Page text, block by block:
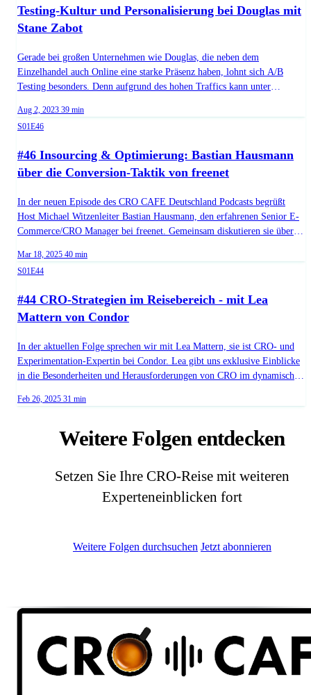
Testing-Kultur und Personalisierung bei Douglas mit
Stane Zabot
Gerade bei großen Unternehmen wie Douglas, die neben dem
Einzelhandel auch Online eine starke Präsenz haben, lohnt sich A/B
Testing besonders. Denn aufgrund des hohen Traffics kann unter
Douglas, ist verantwortlich für das A/B-Testing und Personalisierung bei
Douglas. Er spricht darüber, wie der Testingprozess bei ihnen aussieht
**Stane's Buch & Podcast Tipps** - You should test that - Chris Goward
- Less Ego More Data von Samuel Hess - OMR Education Guest: Stane
Published on
Aug 2, 2023 Duration:
39 min
Season 1, Episode 46
S01E46
#46 Insourcing & Optimierung: Bastian Hausmann
über die Conversion-Taktik von freenet
In der neuen Episode des CRO CAFE Deutschland Podcasts begrüßt
Host Michael Witzenleiter Bastian Hausmann, den erfahrenen Senior E-
Commerce/CRO Manager bei freenet. Gemeinsam diskutieren sie über
Kriterien bei der Auswahl von Tools für eine erfolgreiche Conversion-
Optimierung. Erfahre, warum freenet entschieden hat, bestimmte
verbessert. Zudem gibt Bastian Hausmann wertvolle Einblicke in die
Evaluierung und Implementierung von Optimierungstools. - (40:00) -
Published on
Mar 18, 2025 Duration:
40 min
Season 1, Episode 44
S01E44
#44 CRO-Strategien im Reisebereich - mit Lea
Mattern von Condor
In der aktuellen Folge sprechen wir mit Lea Mattern, sie ist CRO- und
Experimentation-Expertin bei Condor. Lea gibt uns exklusive Einblicke
in die Besonderheiten und Herausforderungen von CRO im dynamischen
entwickelt werden, die nicht nur kurzfristige Erfolge, sondern vor allem
erkunden die Feinheiten einer langfristigen gegenüber einer kurzfristigen
Ausrichtung und wie die enge Zusammenarbeit innerhalb der Branche
Published on
Feb 26, 2025 Duration:
31 min
Weitere Folgen entdecken
Setzen Sie Ihre CRO-Reise mit weiteren
Experteneinblicken fort
Weitere Folgen durchsuchen Jetzt abonnieren